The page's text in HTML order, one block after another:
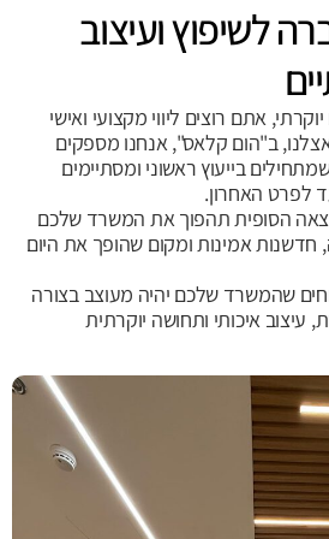
לשיפוץ ועיצוב
אתם רוצים ליווי מקצועי ואישי
ב"הום קלאס", אנחנו מספקים
בייעוץ ראשוני ומסתיימים
לפרט האחרון.
הסופית תהפוך את המשרד שלכם
חדשנות אמינות ומקום שהופך את היום
שהמשרד שלכם יהיה מעוצב בצורה
איכותי ותחושה יוקרתית